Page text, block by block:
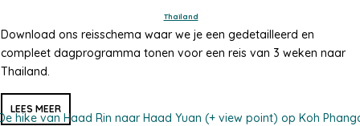
Thailand
Download ons reisschema waar we je een gedetailleerd en
compleet dagprogramma tonen voor een reis van 3 weken naar
Thailand.
LEES MEER